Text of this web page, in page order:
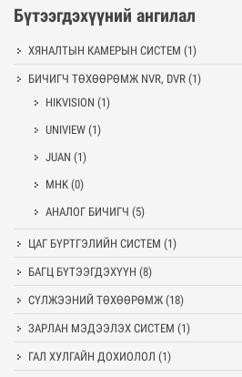
Бүтээгдэхүүний ангилал
ХЯНАЛТЫН КАМЕРЫН СИСТЕМ (1)
БИЧИГЧ ТӨХӨӨРӨМЖ NVR, DVR (1)
HIKVISION (1)
UNIVIEW (1)
JUAN (1)
MHK (0)
АНАЛОГ БИЧИГЧ (5)
ЦАГ БҮРТГЭЛИЙН СИСТЕМ (1)
БАГЦ БҮТЭЭГДЭХҮҮН (8)
СҮЛЖЭЭНИЙ ТӨХӨӨРӨМЖ (18)
ЗАРЛАН МЭДЭЭЛЭХ СИСТЕМ (1)
ГАЛ ХУЛГАЙН ДОХИОЛОЛ (1)